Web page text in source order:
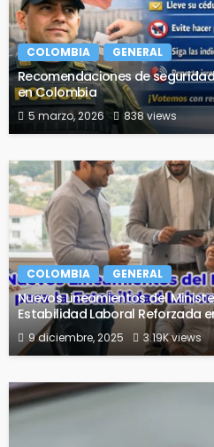
COLOMBIA GENERAL
Recomendaciones de
en Colombia
5 marzo, 2026 838 views
COLOMBIA GENERAL
Nuevos Lineamientos del
Estabilidad Laboral Reforzada
9 diciembre, 2025 3.19K views